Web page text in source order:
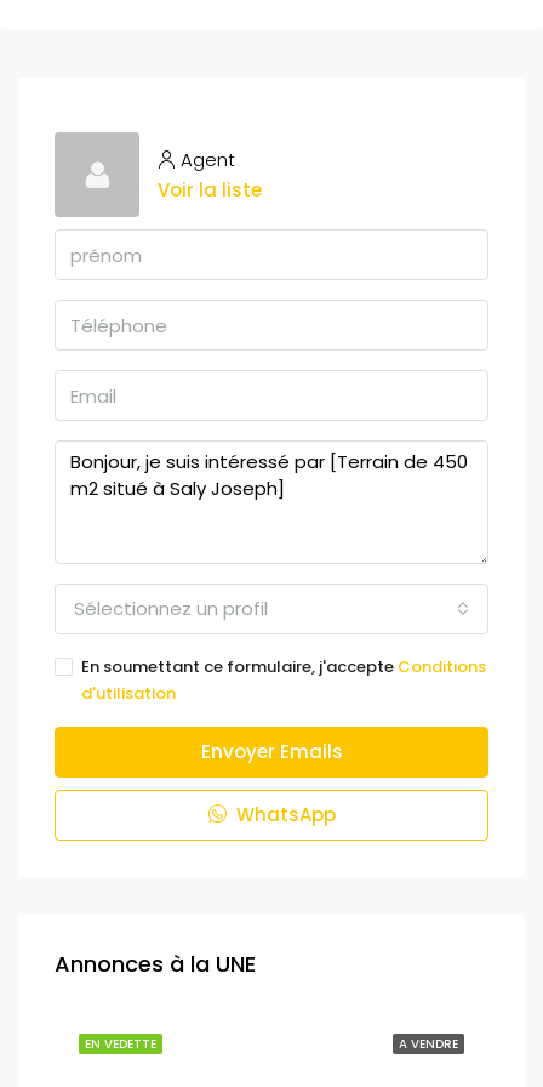
Agent
Voir la liste
Sélectionnez un profil
En soumettant ce formulaire, j'accepte Conditions
d'utilisation
Envoyer Emails
WhatsApp
Annonces à la UNE
A VENDRE
EN VEDETTE